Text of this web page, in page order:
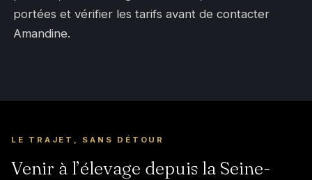
portées et vérifier les tarifs avant de contacter
Amandine.
LE TRAJET, SANS DÉTOUR
Venir à l’élevage depuis la Seine-